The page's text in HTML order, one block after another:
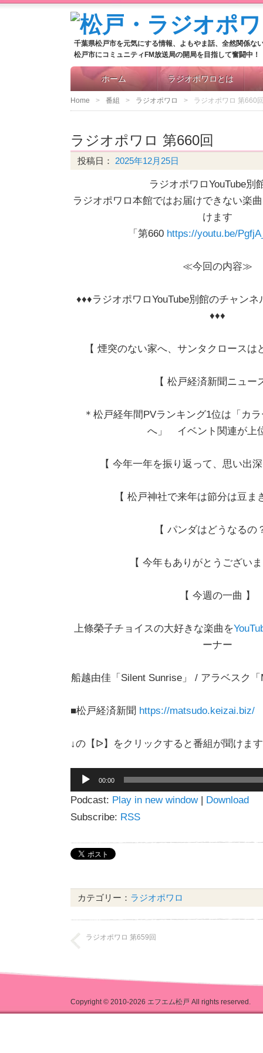
千葉県松戸市を元気にする情報、よもやま話、全然関係な
松戸市にコミュニティFM放送局の開局を目指して奮闘中！
ホーム ラジオポワロとは
Home 番組 ラジオポワロ ラジオポワロ 第660
ラジオポワロ 第660回
投稿日： 2025年12月25日
ラジオポワロYouTube別
ラジオポワロ本館ではお届けできない楽
けます
「第660 https://youtu.be/
≪今回の内容≫
♦♦♦ラジオポワロYouTube別館のチャン
♦♦♦
【 煙突のない家へ、サンタクロース
【 松戸経済新聞ニュー
＊松戸経年間PVランキング1位は「カ
へ」 イベント関連が上
【 今年一年を振り返って、思い出
【 松戸神社で来年は節分は豆ま
【 パンダはどうなるの
【 今年もありがとうござい
【 今週の一曲 】
上條榮子チョイスの大好きな楽曲を
ーナー
船越由佳「Silent Sunrise」 / アラベスク
■松戸経済新聞 https://matsudo.keizai.biz/
↓の【ᐅ】をクリックすると番組が聞けま
プ
レ
ヤ
ー
00:00
Podcast: Play in new window| Download
Subscribe: RSS
カテゴリー： ラジオポワロ
ラジオポワロ 第659回
Copyright © 2010-2026 エフエム松戸 All rights reserved.